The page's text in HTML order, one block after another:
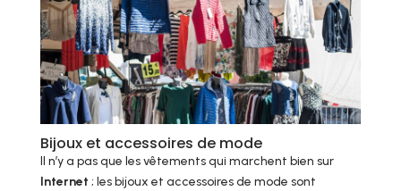
Bijoux et accessoires de mode
Il n’y a pas que les vêtements qui marchent bien sur
Internet ; les bijoux et accessoires de mode sont